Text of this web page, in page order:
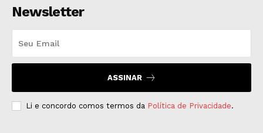
Newsletter
ASSINAR
Li e concordo comos termos da Política de Privacidade.